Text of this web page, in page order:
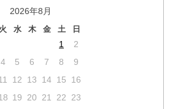
2026年8月
火 水 木 金 土 日
1
2
4 5 6 7 8
9
12 13 14 15
16
19 20 21 22
23